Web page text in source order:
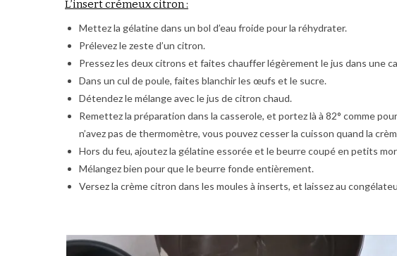
L’insert crémeux citron :
Mettez la gélatine dans un bol d’eau froide pour la réhydrater.
Prélevez le zeste d’un citron.
Pressez les deux citrons et faites chauffer légèrement le jus dans une
Dans un cul de poule, faites blanchir les œufs et le sucre.
Détendez le mélange avec le jus de citron chaud.
Remettez la préparation dans la casserole, et portez là à 82° comme
n’avez pas de thermomètre, vous pouvez cesser la cuisson quand la
Hors du feu, ajoutez la gélatine essorée et le beurre coupé en petits
Mélangez bien pour que le beurre fonde entièrement.
Versez la crème citron dans les moules à inserts, et laissez au